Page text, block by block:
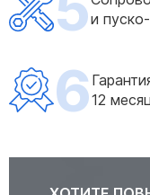
и
612